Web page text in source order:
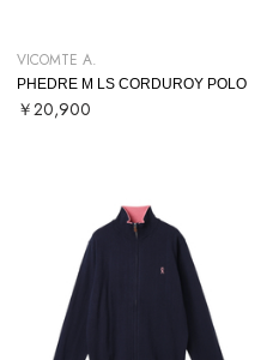
VICOMTE A.
PHEDRE M LS CORDUROY POLO
￥20,900